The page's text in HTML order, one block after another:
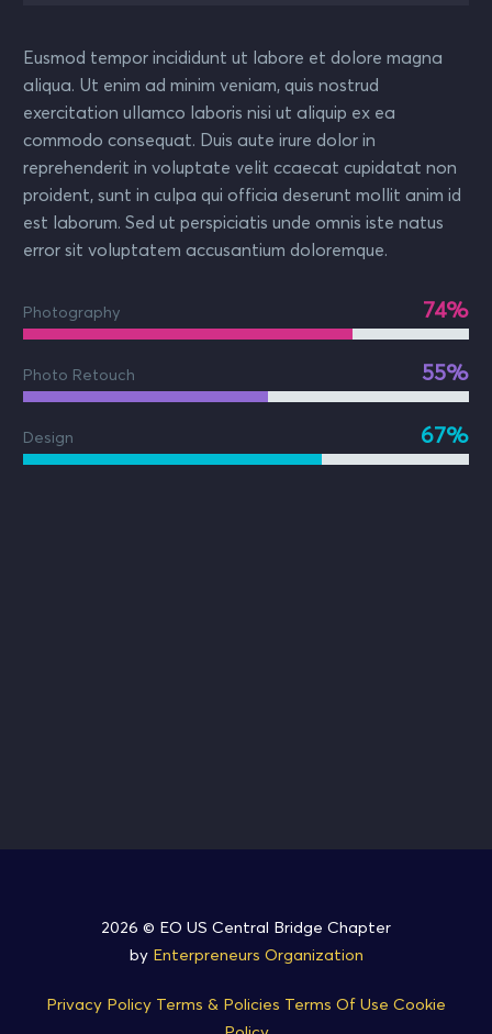
Eusmod tempor incididunt ut labore et dolore magna
aliqua. Ut enim ad minim veniam, quis nostrud
exercitation ullamco laboris nisi ut aliquip ex ea
commodo consequat. Duis aute irure dolor in
reprehenderit in voluptate velit ccaecat cupidatat non
proident, sunt in culpa qui officia deserunt mollit anim id
est laborum. Sed ut perspiciatis unde omnis iste natus
error sit voluptatem accusantium doloremque.
Photography 74%
Photo Retouch 55%
Design 67%
2026 © EO US Central Bridge Chapter
by Enterpreneurs Organization
Privacy Policy Terms & Policies Terms Of Use Cookie